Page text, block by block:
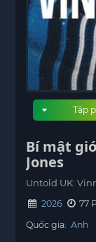
Tập
Bí mật
Jones
Untold UK:
2026
77
Quốc gia: Anh